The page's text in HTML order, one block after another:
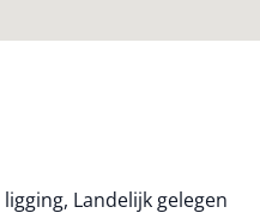
Landelijk gelegen